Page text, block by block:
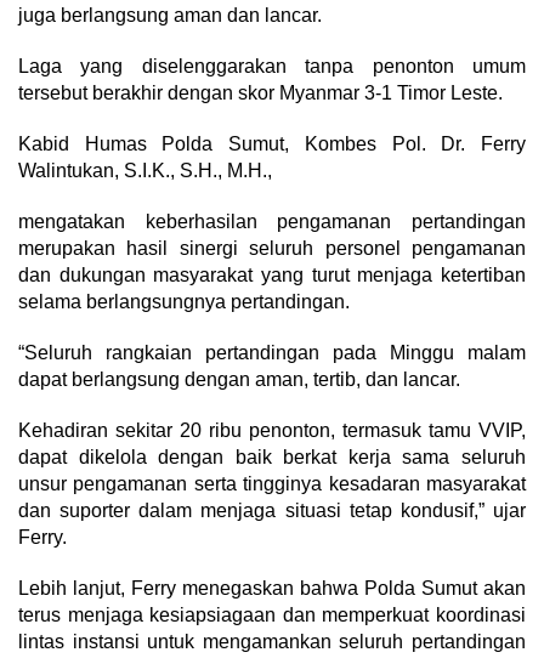
juga berlangsung aman dan lancar.
Laga yang diselenggarakan tanpa penonton umum
tersebut berakhir dengan skor Myanmar 3-1 Timor Leste.
Kabid Humas Polda Sumut, Kombes Pol. Dr. Ferry
Walintukan, S.I.K., S.H., M.H.,
mengatakan keberhasilan pengamanan pertandingan
merupakan hasil sinergi seluruh personel pengamanan
dan dukungan masyarakat yang turut menjaga ketertiban
selama berlangsungnya pertandingan.
“Seluruh rangkaian pertandingan pada Minggu malam
dapat berlangsung dengan aman, tertib, dan lancar.
Kehadiran sekitar 20 ribu penonton, termasuk tamu VVIP,
dapat dikelola dengan baik berkat kerja sama seluruh
unsur pengamanan serta tingginya kesadaran masyarakat
dan suporter dalam menjaga situasi tetap kondusif,” ujar
Ferry.
Lebih lanjut, Ferry menegaskan bahwa Polda Sumut akan
terus menjaga kesiapsiagaan dan memperkuat koordinasi
lintas instansi untuk mengamankan seluruh pertandingan